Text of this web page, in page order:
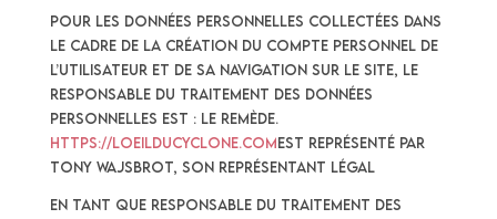
Pour les Données Personnelles collectées dans
le cadre de la création du compte personnel de
l’Utilisateur et de sa navigation sur le Site, le
responsable du traitement des Données
Personnelles est : Le Remède.
https://loeilducyclone.comest représenté par
Tony WAJSBROT, son représentant légal
En tant que responsable du traitement des